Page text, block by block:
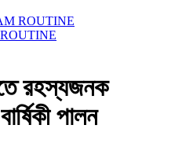
ROUTINE
রহস্যজনক
পালন